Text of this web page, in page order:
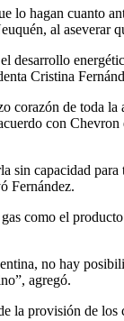
lo hagan cuanto
al aseverar
Cristina
de toda
con
sin capacidad
Fernández.
como el
no hay
agregó.
la provisión de